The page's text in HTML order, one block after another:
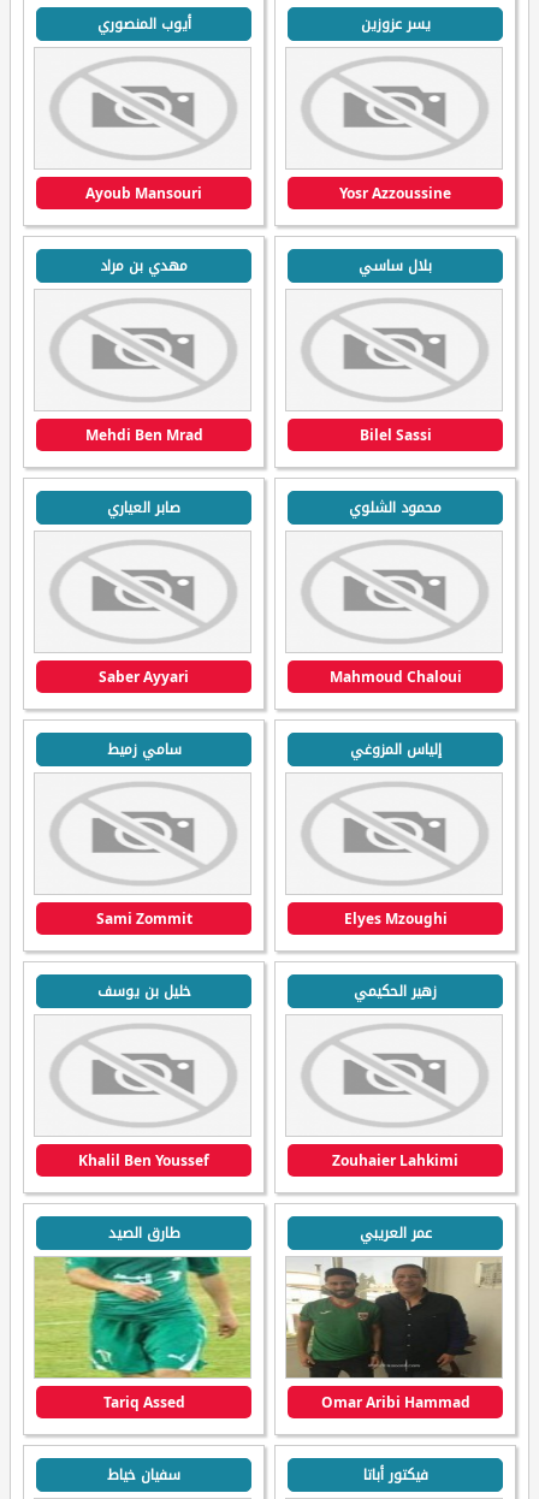
يسر عزوزين
Yosr Azzoussine
أيوب المنصوري
Ayoub Mansouri
بلال ساسي
Bilel Sassi
مهدي بن مراد
Mehdi Ben Mrad
محمود الشلوي
Mahmoud Chaloui
صابر العياري
Saber Ayyari
إلياس المزوغي
Elyes Mzoughi
سامي زميط
Sami Zommit
زهير الحكيمي
Zouhaier Lahkimi
خليل بن يوسف
Khalil Ben Youssef
عمر العريبي
Omar Aribi Hammad
طارق الصيد
Tariq Assed
فيكتور أباتا سفيان خياط